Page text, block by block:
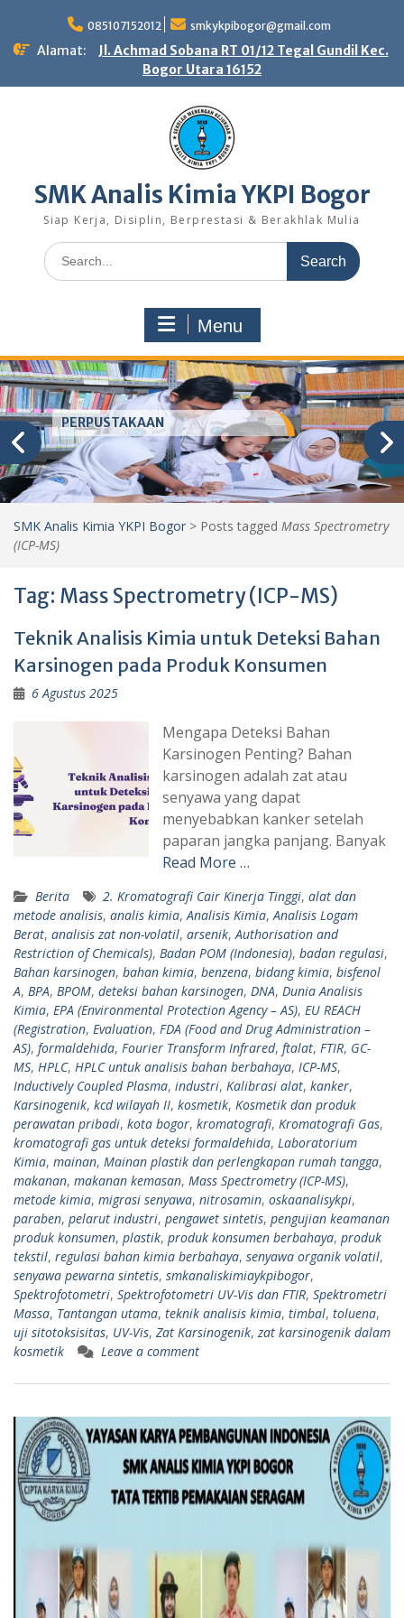
content
085107152012 smkykpibogor@gmail.com
Alamat:
Jl. Achmad Sobana RT 01/12 Tegal Gundil Kec.
Bogor Utara 16152
SMK Analis Kimia YKPI Bogor
Siap Kerja, Disiplin, Berprestasi & Berakhlak Mulia
Search
for:
Menu
PERPUSTAKAAN
SMK Analis Kimia YKPI Bogor > Posts tagged Mass Spectrometry
(ICP-MS)
Tag: Mass Spectrometry (ICP-MS)
Teknik Analisis Kimia untuk Deteksi Bahan
Karsinogen pada Produk Konsumen
6 Agustus 2025
Mengapa Deteksi Bahan
Karsinogen Penting? Bahan
karsinogen adalah zat atau
senyawa yang dapat
menyebabkan kanker setelah
paparan jangka panjang. Banyak
Read More …
Berita 2. Kromatografi Cair Kinerja Tinggi, alat dan
metode analisis, analis kimia, Analisis Kimia, Analisis Logam
Berat, analisis zat non-volatil, arsenik, Authorisation and
Restriction of Chemicals), Badan POM (Indonesia), badan regulasi,
Bahan karsinogen, bahan kimia, benzena, bidang kimia, bisfenol
A, BPA, BPOM, deteksi bahan karsinogen, DNA, Dunia Analisis
Kimia, EPA (Environmental Protection Agency – AS), EU REACH
(Registration, Evaluation, FDA (Food and Drug Administration –
AS), formaldehida, Fourier Transform Infrared, ftalat, FTIR, GC-
MS, HPLC, HPLC untuk analisis bahan berbahaya, ICP-MS,
Inductively Coupled Plasma, industri, Kalibrasi alat, kanker,
Karsinogenik, kcd wilayah II, kosmetik, Kosmetik dan produk
perawatan pribadi, kota bogor, kromatografi, Kromatografi Gas,
kromatografi gas untuk deteksi formaldehida, Laboratorium
Kimia, mainan, Mainan plastik dan perlengkapan rumah tangga,
makanan, makanan kemasan, Mass Spectrometry (ICP-MS),
metode kimia, migrasi senyawa, nitrosamin, oskaanalisykpi,
paraben, pelarut industri, pengawet sintetis, pengujian keamanan
produk konsumen, plastik, produk konsumen berbahaya, produk
tekstil, regulasi bahan kimia berbahaya, senyawa organik volatil,
senyawa pewarna sintetis, smkanaliskimiaykpibogor,
Spektrofotometri, Spektrofotometri UV-Vis dan FTIR, Spektrometri
Massa, Tantangan utama, teknik analisis kimia, timbal, toluena,
uji sitotoksisitas, UV-Vis, Zat Karsinogenik, zat karsinogenik dalam
kosmetik
Leave a comment